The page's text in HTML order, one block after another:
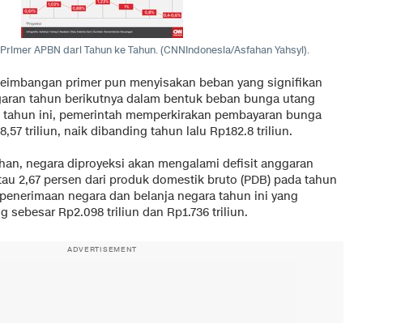
APBN dari Tahun ke Tahun. (CNNIndonesia/Asfahan Yahsyi).
primer pun menyisakan beban yang signifikan
tahun berikutnya dalam bentuk beban bunga utang
ini, pemerintah memperkirakan pembayaran bunga
triliun, naik dibanding tahun lalu Rp182.8 triliun.
negara diproyeksi akan mengalami defisit anggaran
2,67 persen dari produk domestik bruto (PDB) pada tahun
negara dan belanja negara tahun ini yang
sebesar Rp2.098 triliun dan Rp1.736 triliun.
ADVERTISEMENT